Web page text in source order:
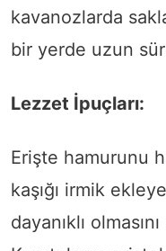
kavanozlarda
bir yerde uzun
Lezzet İpuçları:
Erişte hamurunu
kaşığı irmik
dayanıklı